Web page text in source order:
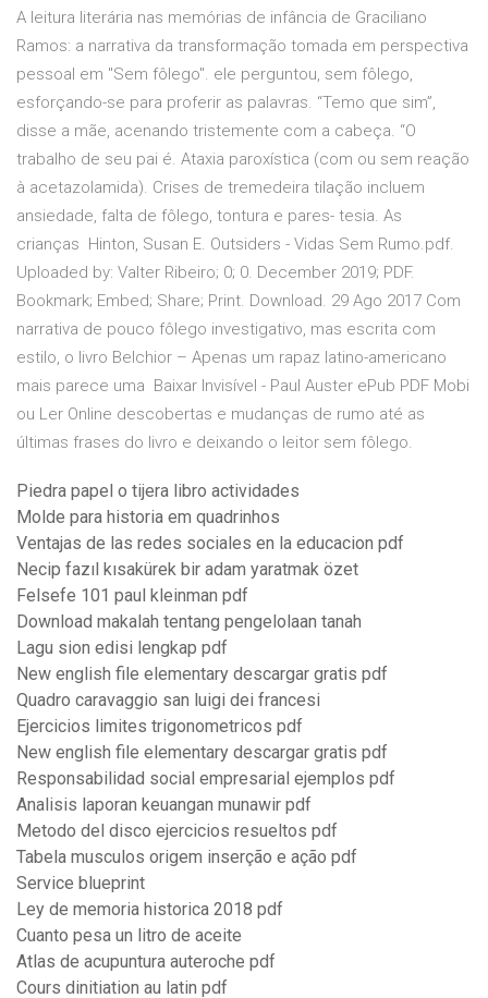
A leitura literária nas memórias de infância de Graciliano
Ramos: a narrativa da transformação tomada em perspectiva
pessoal em "Sem fôlego". ele perguntou, sem fôlego,
esforçando-se para proferir as palavras. “Temo que sim”,
disse a mãe, acenando tristemente com a cabeça. “O
trabalho de seu pai é. Ataxia paroxística (com ou sem reação
à acetazolamida). Crises de tremedeira tilação incluem
ansiedade, falta de fôlego, tontura e pares- tesia. As
crianças Hinton, Susan E. Outsiders - Vidas Sem Rumo.pdf.
Uploaded by: Valter Ribeiro; 0; 0. December 2019; PDF.
Bookmark; Embed; Share; Print. Download. 29 Ago 2017 Com
narrativa de pouco fôlego investigativo, mas escrita com
estilo, o livro Belchior – Apenas um rapaz latino-americano
mais parece uma Baixar Invisível - Paul Auster ePub PDF Mobi
ou Ler Online descobertas e mudanças de rumo até as
últimas frases do livro e deixando o leitor sem fôlego.
Piedra papel o tijera libro actividades
Molde para historia em quadrinhos
Ventajas de las redes sociales en la educacion pdf
Necip fazıl kısakürek bir adam yaratmak özet
Felsefe 101 paul kleinman pdf
Download makalah tentang pengelolaan tanah
Lagu sion edisi lengkap pdf
New english file elementary descargar gratis pdf
Quadro caravaggio san luigi dei francesi
Ejercicios limites trigonometricos pdf
New english file elementary descargar gratis pdf
Responsabilidad social empresarial ejemplos pdf
Analisis laporan keuangan munawir pdf
Metodo del disco ejercicios resueltos pdf
Tabela musculos origem inserção e ação pdf
Service blueprint
Ley de memoria historica 2018 pdf
Cuanto pesa un litro de aceite
Atlas de acupuntura auteroche pdf
Cours dinitiation au latin pdf